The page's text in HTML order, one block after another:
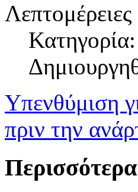
Λεπτομέρειες
Κατηγορία:
Υπενθύμιση
πριν την